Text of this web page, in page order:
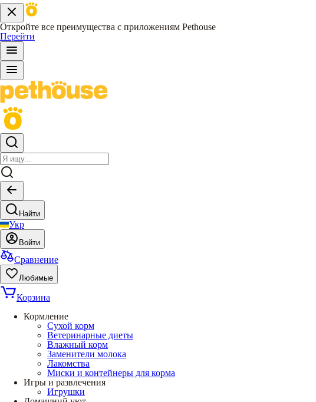
Откройте все преимущества с приложениям Pethouse
Перейти
Найти
Укр
Войти
Сравнение
Любимые
Корзина
Кормление
Сухой корм
Ветеринарные диеты
Влажный корм
Заменители молока
Лакомства
Миски и контейнеры для корма
Игры и развлечения
Игрушки